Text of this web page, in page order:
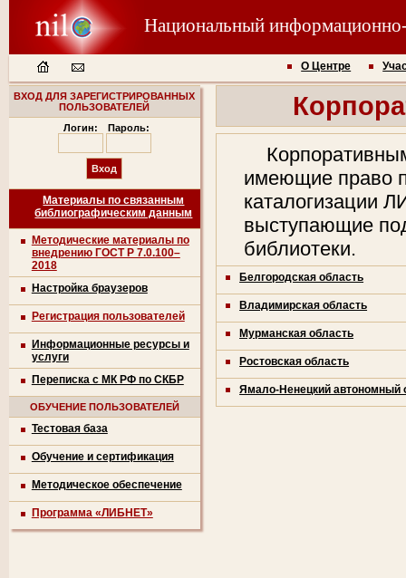
Национальный
О Центре
ВХОД ДЛЯ ЗАРЕГИСТРИРОВАННЫХ
ПОЛЬЗОВАТЕЛЕЙ
Логин:
Пароль:
Материалы по связанным
библиографическим данным
Методические материалы по
внедрению ГОСТ Р 7.0.100–
2018
Настройка браузеров
Регистрация пользователей
Информационные ресурсы и
услуги
Переписка с МК РФ по СКБР
ОБУЧЕНИЕ ПОЛЬЗОВАТЕЛЕЙ
Тестовая база
Обучение и сертификация
Методическое обеспечение
Программа «ЛИБНЕТ»
имеющие право
каталогизации
выступающие
библиотеки.
Белгородская область
Владимирская область
Мурманская область
Ростовская область
Ямало-Ненецкий автономный